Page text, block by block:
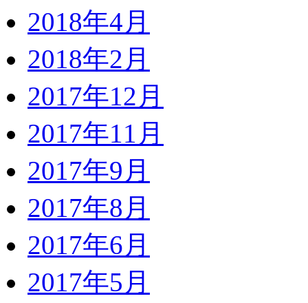
2018年4月
2018年2月
2017年12月
2017年11月
2017年9月
2017年8月
2017年6月
2017年5月